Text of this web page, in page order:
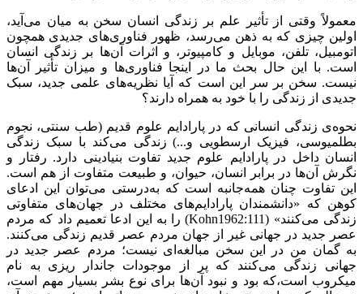
معمولاً وقتی از تأثیر علم بر زندگی انسان سخن به میان می‌آید،
اولین چیزی که به ذهن می‌رسد، ظهور فناوری‌های جدیدی همچون
اتومبیل، تلفن، موبایل و کامپیوتر، و اثرات آن‌ها بر زندگی انسان
است. با این حال بحث ما در اینجا فناوری‌ها و میزان تأثیر آ‌ن‌ها
نیست. سخن بر سر این است که آیا نظریه‌های علمی جدید، سبک
جدیدی از زندگی را با خود به همراه دارند؟
نحوه‌ی زندگی انسانی که در پارادایم علوم قدیم (طب سنتی، نجوم
بطلمیوسی، فیزیک ارسطویی و...) زندگی می‌کند با سبک زندگی
انسان داخل در پارادایم علوم جدید تفاوت‌ بنیادینی دارد. رفتار و
نگرش‌ آن‌ها در برابر انسان، حیوان، و طبیعت متفاوت از هم است.
این تفاوت چنان همه‌جانبه است که به‌درستی می‌توان این ادعای
کوهن که «دانشمندان پارادایم‌های مختلف در جهان‌های متفاوتی
زندگی می‌کنند» (Kohn1962:111) را به این ادعا تعمیم داد که مردم
عصر جدید در جهانی غیر از جهان مردم عصر قدیم زندگی می‌کنند.
به گمان من در این سخن مبالغه‌ای نیست؛ مردم عصر جدید در
جهانی زندگی می‌کنند که پر از موجودات جاندار ریزی به نام
میکروب است،که بود و نبود آن‌ها برای نوع بشر بسیار مهم است،